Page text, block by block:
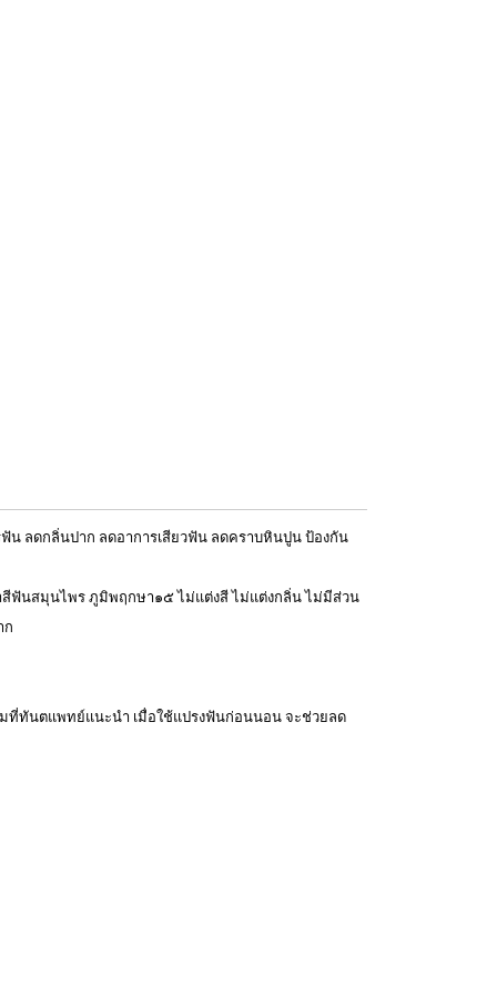
น ลดกลิ่นปาก ลดอาการเสียวฟัน ลดคราบหินปูน ป้องกัน
ฟันสมุนไพร ภูมิพฤกษา๑๕ ไม่แต่งสี ไม่แต่งกลิ่น ไม่มีส่วน
ก
มที่ทันตแพทย์แนะนำ เมื่อใช้แปรงฟันก่อนนอน จะช่วยลด